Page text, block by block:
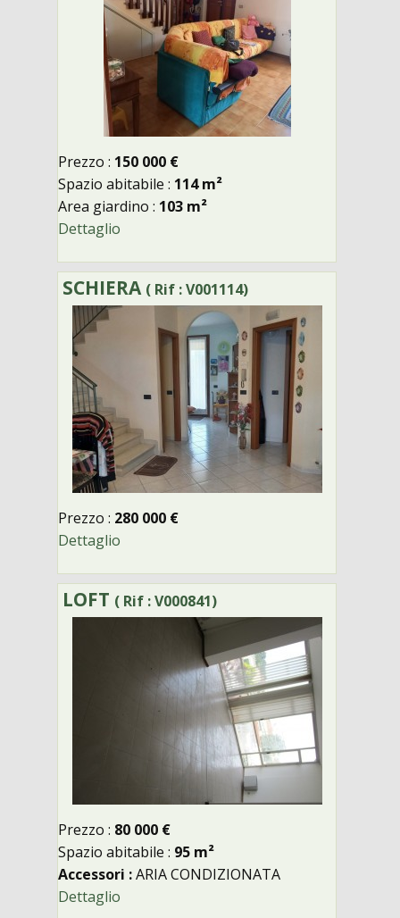
Prezzo : 150 000 €
Spazio abitabile : 114 m²
Area giardino : 103 m²
Dettaglio
SCHIERA ( Rif : V001114)
Prezzo : 280 000 €
Dettaglio
LOFT ( Rif : V000841)
Prezzo : 80 000 €
Spazio abitabile : 95 m²
Accessori :ARIA CONDIZIONATA
Dettaglio